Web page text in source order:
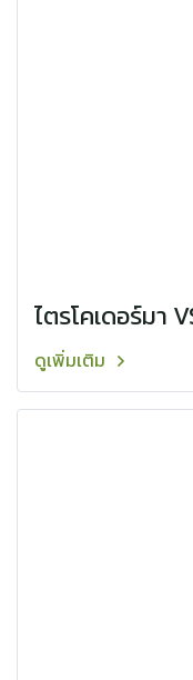
ไตรโคเดอร์มา
ดูเพิ่มเติม